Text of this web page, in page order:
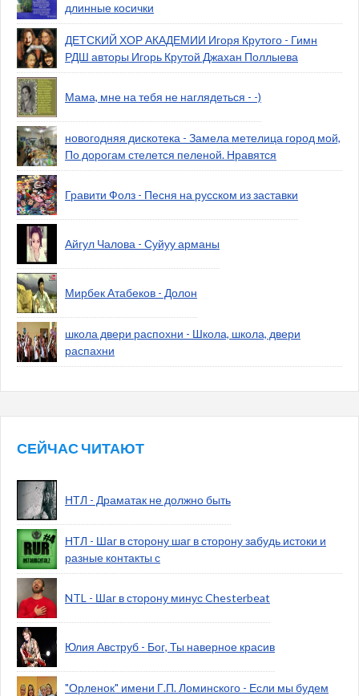
длинные косички
ДЕТСКИЙ ХОР АКАДЕМИИ Игоря Крутого - Гимн
РДШ авторы Игорь Крутой Джахан Поллыева
Мама, мне на тебя не наглядеться - -)
новогодняя дискотека - Замела метелица город мой,
По дорогам стелется пеленой. Нравятся
Гравити Фолз - Песня на русском из заставки
Айгул Чалова - Суйуу арманы
Мирбек Атабеков - Долон
школа двери распохни - Школа, школа, двери
распахни
СЕЙЧАС ЧИТАЮТ
НТЛ - Драматак не должно быть
НТЛ - Шаг в сторону шаг в сторону забудь истоки и
разные контакты с
NTL - Шаг в сторону минус Chesterbeat
Юлия Авструб - Бог, Ты наверное красив
"Орленок" имени Г.П. Ломинского - Если мы будем